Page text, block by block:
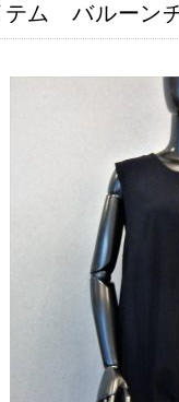
テム バルーン